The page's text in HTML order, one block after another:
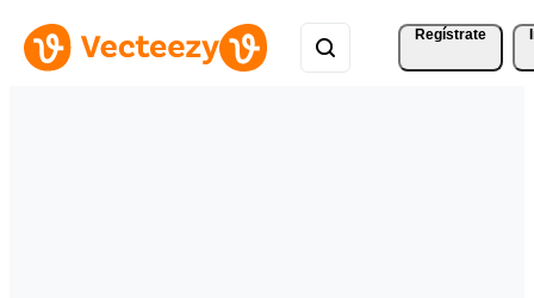
Regístrate